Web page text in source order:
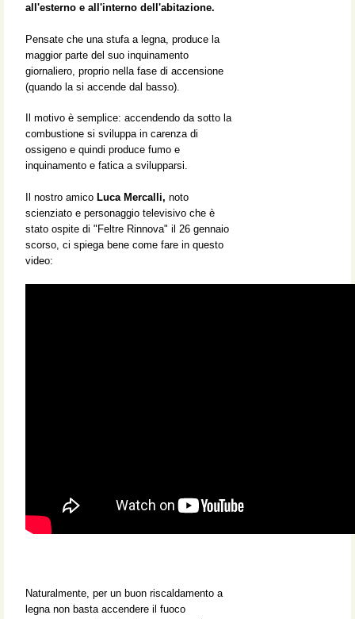
all'esterno e all'interno dell'abitazione.
Pensate che una stufa a legna, produce la
maggior parte del suo inquinamento
giornaliero, proprio nella fase di accensione
(quando la si accende dal basso).
Il motivo è semplice: accendendo da sotto la
combustione si sviluppa in carenza di
ossigeno e quindi produce fumo e
inquinamento e fatica a svilupparsi.
Il nostro amico Luca Mercalli, noto
scienziato e personaggio televisivo che è
stato ospite di "Feltre Rinnova" il 26 gennaio
scorso, ci spiega bene come fare in questo
video:
Naturalmente, per un buon riscaldamento a
legna non basta accendere il fuoco